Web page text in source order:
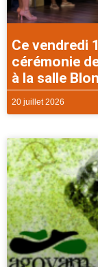
Ce vendredi
cérémonie
à la salle
20 juillet 2026